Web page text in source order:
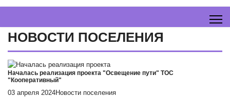
НОВОСТИ ПОСЕЛЕНИЯ
Началась реализация проекта "Освещение пути" ТОС
"Кооперативный"
03 апреля 2024Новости поселения